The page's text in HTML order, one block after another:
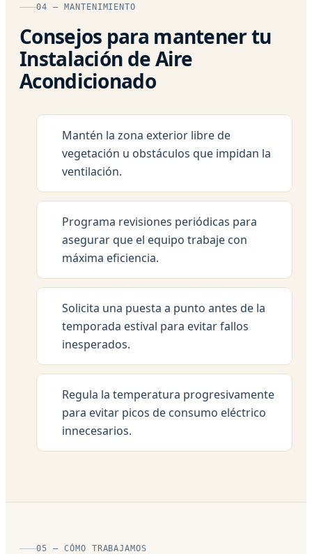
04 — MANTENIMIENTO
Consejos para mantener tu
Instalación de Aire
Acondicionado
Mantén la zona exterior libre de
vegetación u obstáculos que impidan la
ventilación.
Programa revisiones periódicas para
asegurar que el equipo trabaje con
máxima eficiencia.
Solicita una puesta a punto antes de la
temporada estival para evitar fallos
inesperados.
Regula la temperatura progresivamente
para evitar picos de consumo eléctrico
innecesarios.
05 — CÓMO TRABAJAMOS